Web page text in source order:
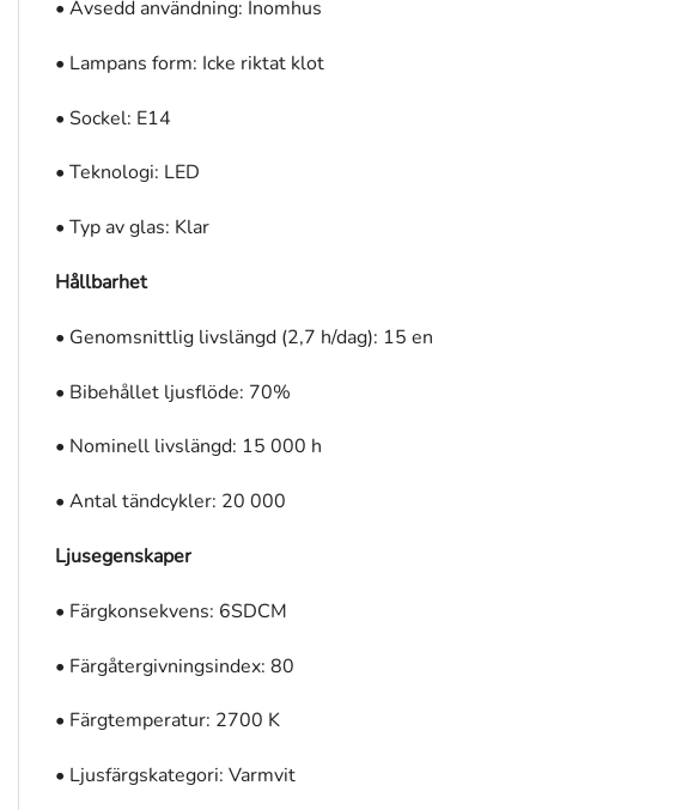
• Avsedd användning: Inomhus
• Lampans form: Icke riktat klot
• Sockel: E14
• Teknologi: LED
• Typ av glas: Klar
Hållbarhet
• Genomsnittlig livslängd (2,7 h/dag): 15 en
• Bibehållet ljusflöde: 70%
• Nominell livslängd: 15 000 h
• Antal tändcykler: 20 000
Ljusegenskaper
• Färgkonsekvens: 6SDCM
• Färgåtergivningsindex: 80
• Färgtemperatur: 2700 K
• Ljusfärgskategori: Varmvit